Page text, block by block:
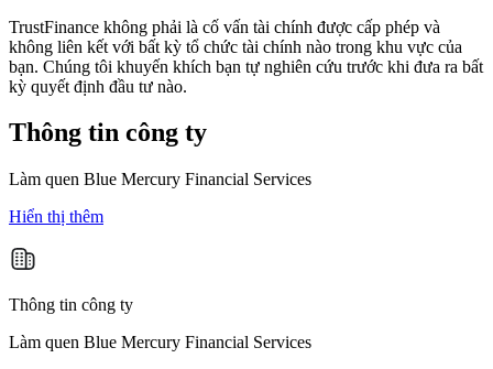
TrustFinance không phải là cố vấn tài chính được cấp phép và
không liên kết với bất kỳ tổ chức tài chính nào trong khu vực của
bạn. Chúng tôi khuyến khích bạn tự nghiên cứu trước khi đưa ra bất
kỳ quyết định đầu tư nào.
Thông tin công ty
Làm quen Blue Mercury Financial Services
Hiển thị thêm
Thông tin công ty
Làm quen Blue Mercury Financial Services